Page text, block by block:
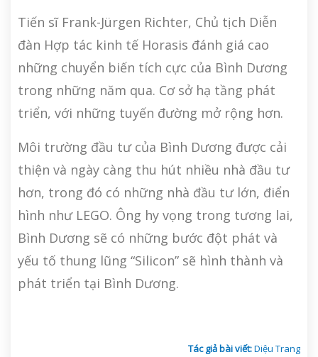
Tiến sĩ Frank-Jürgen Richter, Chủ tịch Diễn
đàn Hợp tác kinh tế Horasis đánh giá cao
những chuyển biến tích cực của Bình Dương
trong những năm qua. Cơ sở hạ tầng phát
triển, với những tuyến đường mở rộng hơn.
Môi trường đầu tư của Bình Dương được cải
thiện và ngày càng thu hút nhiều nhà đầu tư
hơn, trong đó có những nhà đầu tư lớn, điển
hình như LEGO. Ông hy vọng trong tương lai,
Bình Dương sẽ có những bước đột phát và
yếu tố thung lũng “Silicon” sẽ hình thành và
phát triển tại Bình Dương.
Tác giả bài viết:Diệu Trang